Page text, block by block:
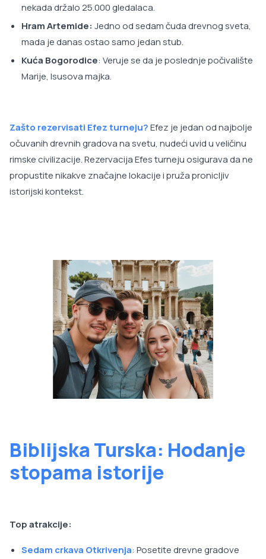
nekada držalo 25.000 gledalaca.
Hram Artemide: Jedno od sedam čuda drevnog sveta,
mada je danas ostao samo jedan stub.
Kuća Bogorodice: Veruje se da je poslednje počivalište
Marije, Isusova majka.
Zašto rezervisati Efez turneju?Efez je jedan od najbolje
očuvanih drevnih gradova na svetu, nudeći uvid u veličinu
rimske civilizacije. Rezervacija Efes turneju osigurava da ne
propustite nikakve značajne lokacije i pruža pronicljiv
istorijski kontekst.
Biblijska Turska: Hodanje
stopama istorije
Top atrakcije:
Sedam crkava Otkrivenja: Posetite drevne gradove